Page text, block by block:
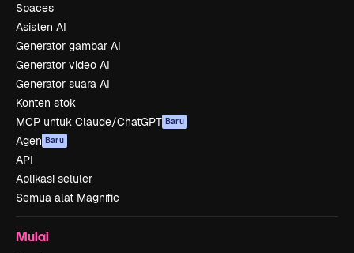
Spaces
Asisten AI
Generator gambar AI
Generator video AI
Generator suara AI
Konten stok
MCP untuk Claude/ChatGPT Baru
Agen Baru
API
Aplikasi seluler
Semua alat Magnific
Mulai